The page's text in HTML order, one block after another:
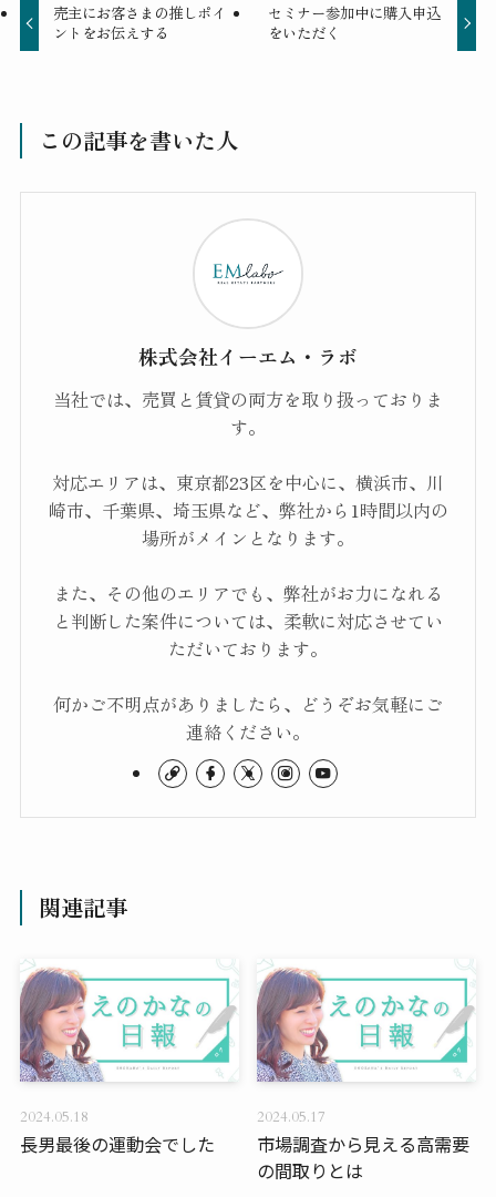
売主にお客さまの推しポイ
ントをお伝えする
セミナー参加中に購入申込
をいただく
この記事を書いた人
株式会社イーエム・ラボ
当社では、売買と賃貸の両方を取り扱っておりま
す。
対応エリアは、東京都23区を中心に、横浜市、川
崎市、千葉県、埼玉県など、弊社から1時間以内の
場所がメインとなります。
また、その他のエリアでも、弊社がお力になれる
と判断した案件については、柔軟に対応させてい
ただいております。
何かご不明点がありましたら、どうぞお気軽にご
連絡ください。
関連記事
長男最後の運動会でした
2024.05.18
市場調査から見える高需要
の間取りとは
2024.05.17